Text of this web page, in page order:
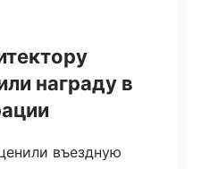
награду в
въездную